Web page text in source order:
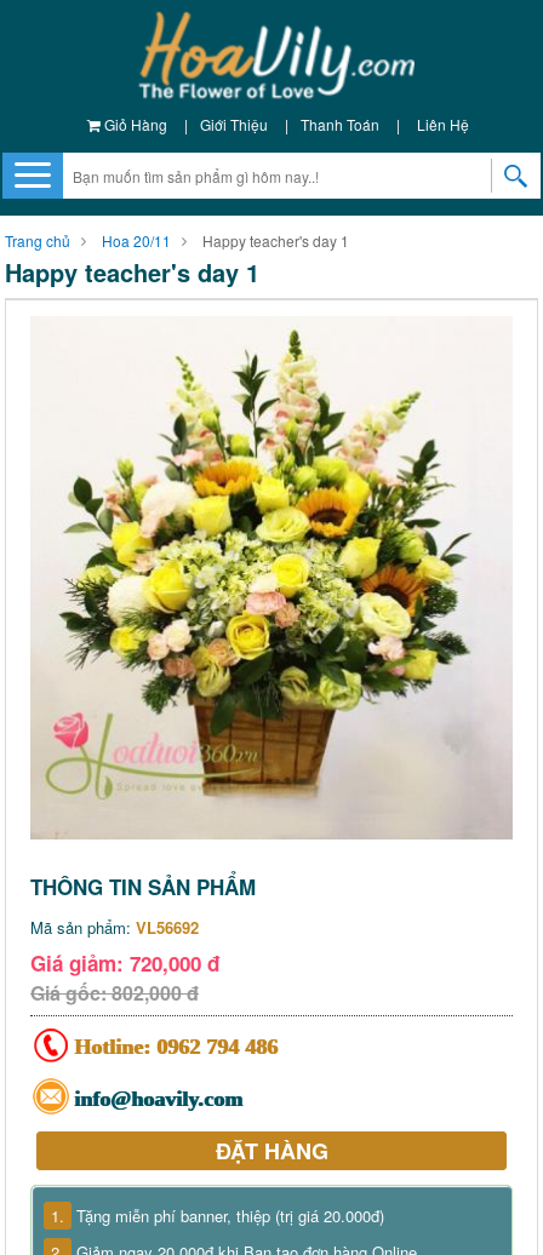
Giỏ Hàng | Giới Thiệu | Thanh Toán | Liên Hệ
Trang chủ Hoa 20/11 Happy teacher's day 1
Happy teacher's day 1
THÔNG TIN SẢN PHẨM
Mã sản phẩm: VL56692
Giá giảm: 720,000 đ
Giá gốc: 802,000 đ
Hotline: 0962 794 486
info@hoavily.com
ĐẶT HÀNG
1. Tặng miễn phí banner, thiệp (trị giá 20.000đ)